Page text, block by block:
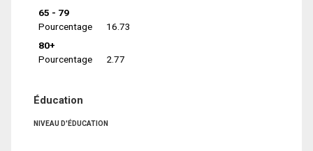
65 - 79
Pourcentage
16.73
80+
Pourcentage
2.77
Éducation
NIVEAU D'ÉDUCATION